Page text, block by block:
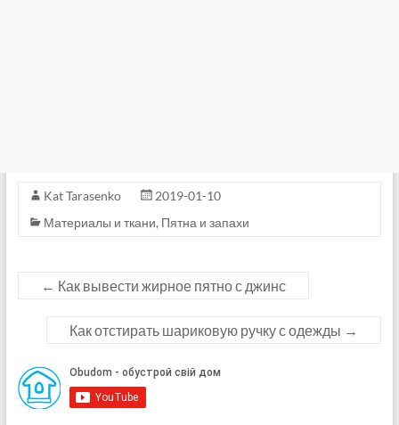
Kat Tarasenko
2019-01-10
Материалы и ткани, Пятна и запахи
← Как вывести жирное пятно с джинс
Как отстирать шариковую ручку с одежды →